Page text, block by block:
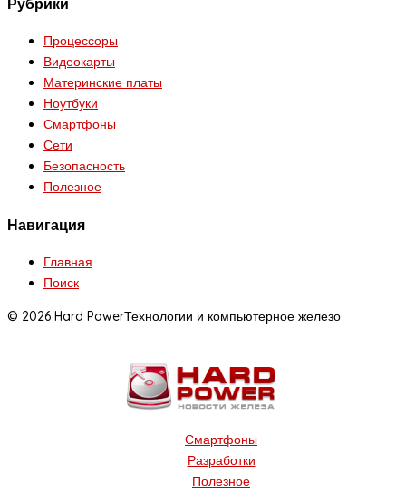
Рубрики
Процессоры
Видеокарты
Материнские платы
Ноутбуки
Смартфоны
Сети
Безопасность
Полезное
Навигация
Главная
Поиск
© 2026 Hard PowerТехнологии и компьютерное железо
Смартфоны
Разработки
Полезное